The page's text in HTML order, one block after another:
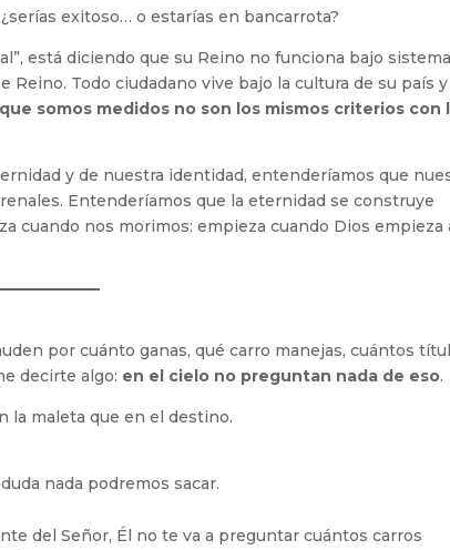
¿serías exitoso… o estarías en bancarrota?
está diciendo que su Reino no funciona bajo
Reino. Todo ciudadano vive bajo la cultura de su país y
somos medidos no son los mismos criterios con
y de nuestra identidad, entenderíamos que
Entenderíamos que la eternidad se construye
cuando nos morimos: empieza cuando Dios empieza
por cuánto ganas, qué carro manejas, cuántos
decirte algo: en el cielo no preguntan nada de eso.
la maleta que en el destino.
nada podremos sacar.
del Señor, Él no te va a preguntar cuántos carros